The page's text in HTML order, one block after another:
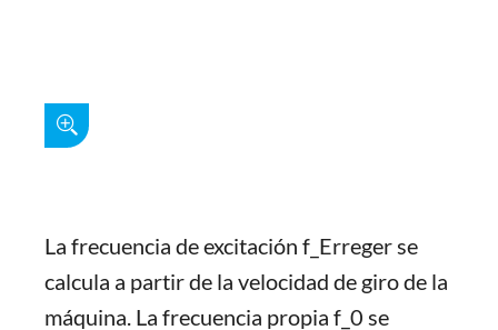
La frecuencia de excitación f_Erreger se
calcula a partir de la velocidad de giro de la
máquina. La frecuencia propia f_0 se